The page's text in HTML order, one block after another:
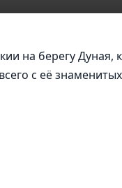
на берегу Дуная,
с её